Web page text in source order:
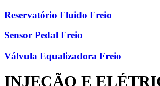
Reservatório Fluido Freio
Sensor Pedal Freio
Válvula Equalizadora Freio
INJEÇÃO E